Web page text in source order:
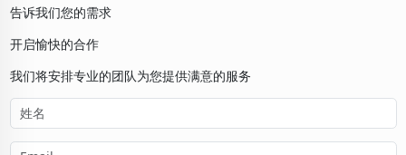
告诉我们您的需求
开启愉快的合作
我们将安排专业的团队为您提供满意的服务